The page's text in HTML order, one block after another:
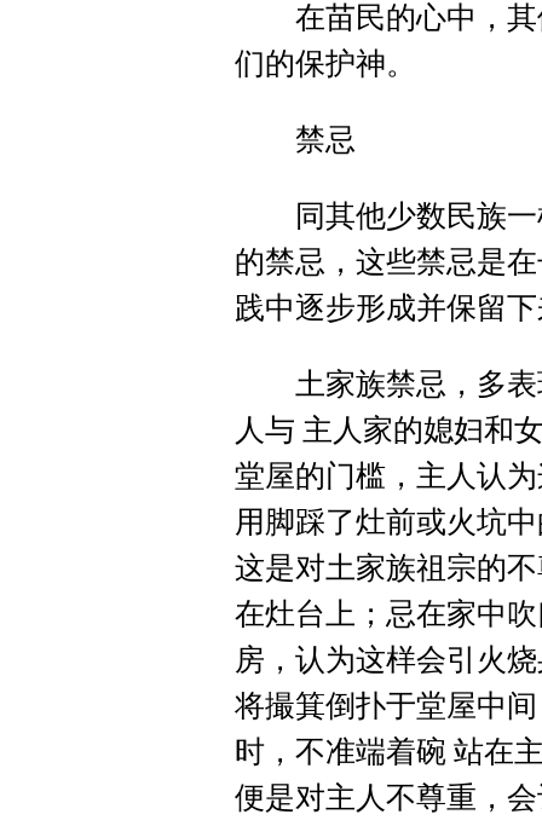
在苗民的心中，其
们的保护神。
禁忌
同其他少数民族一
的禁忌，这些禁忌是
践中逐步形成并保留
土家族禁忌，多表
人与 主人家的媳妇和
堂屋的门槛，主人认
用脚踩了灶前或火坑
这是对土家族祖宗的
在灶台上；忌在家中
房，认为这样会引火
将撮箕倒扑于堂屋中
时，不准端着碗 站在
便是对主人不尊重，